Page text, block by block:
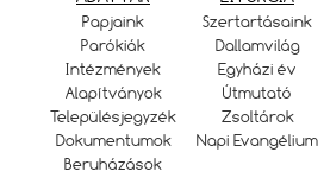
Papjaink
Parókiák
Intézmények
Alapítványok
Településjegyzék
Dokumentumok
Beruházások
Szertartásaink
Dallamvilág
Egyházi év
Útmutató
Zsoltárok
Napi Evangélium